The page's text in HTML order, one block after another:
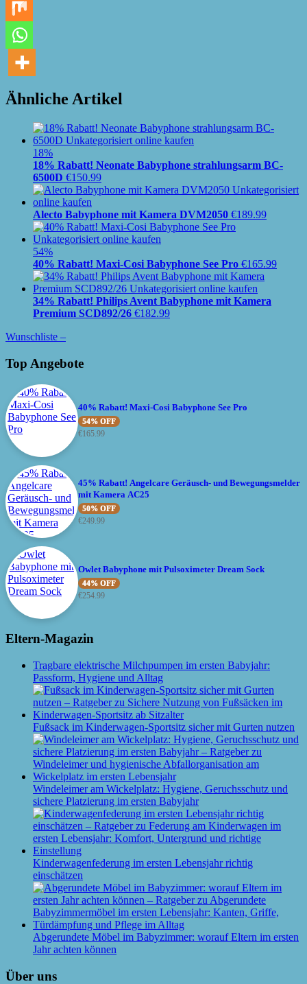
Ähnliche Artikel
18%
18% Rabatt! Neonate Babyphone strahlungsarm BC-
6500D €150.99
Alecto Babyphone mit Kamera DVM2050 €189.99
54%
40% Rabatt! Maxi-Cosi Babyphone See Pro €165.99
34% Rabatt! Philips Avent Babyphone mit Kamera
Premium SCD892/26 €182.99
Wunschliste –
Top Angebote
40% Rabatt! Maxi-Cosi Babyphone See Pro
54% OFF
€165.99
45% Rabatt! Angelcare Geräusch- und Bewegungsmelder
mit Kamera AC25
50% OFF
€249.99
Owlet Babyphone mit Pulsoximeter Dream Sock
44% OFF
€254.99
Eltern-Magazin
Tragbare elektrische Milchpumpen im ersten Babyjahr:
Passform, Hygiene und Alltag
Fußsack im Kinderwagen-Sportsitz sicher mit Gurten nutzen
Windeleimer am Wickelplatz: Hygiene, Geruchsschutz und
sichere Platzierung im ersten Babyjahr
Kinderwagenfederung im ersten Lebensjahr richtig
einschätzen
Abgerundete Möbel im Babyzimmer: worauf Eltern im ersten
Jahr achten können
Über uns